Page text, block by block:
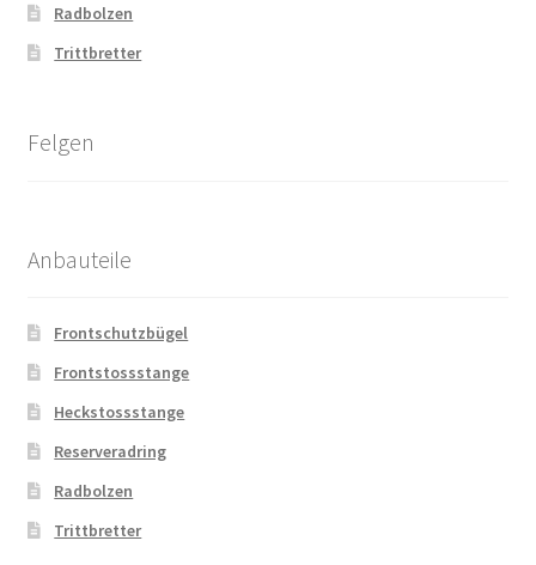
Radbolzen
Trittbretter
Felgen
Anbauteile
Frontschutzbügel
Frontstossstange
Heckstossstange
Reserveradring
Radbolzen
Trittbretter